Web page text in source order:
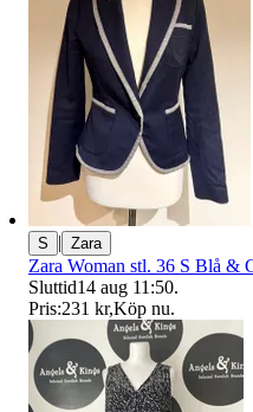
S | Zara
Zara Woman stl. 36 S Blå &
Sluttid14 aug 11:50.
Pris:231 kr,Köp nu.